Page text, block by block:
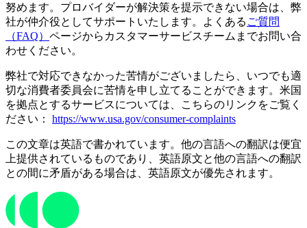
努めます。プロバイダーが解決策を提示できない場合は、弊
社が仲介役としてサポートいたします。よくある ご質問
（FAQ） ページからカスタマーサービスチームまでお問い合
わせください。
弊社で対応できなかった苦情がございましたら、いつでも適
切な消費者委員会に苦情を申し立てることができます。米国
を拠点とするサービスについては、こちらのリンクをご覧く
ださい： https://www.usa.gov/consumer-complaints
この文章は英語で書かれています。他の言語への翻訳は便宜
上提供されているものであり、英語原文と他の言語への翻訳
との間に矛盾がある場合は、英語原文が優先されます。